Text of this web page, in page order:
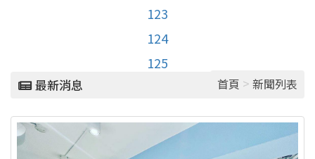
123
124
125
最新消息 首頁 > 新聞列表